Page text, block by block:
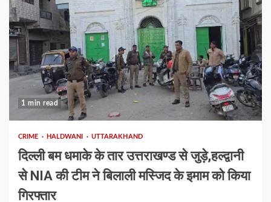
1 min read
CRIME HALDWANI UTTARAKHAND
दिल्ली बम धमाके के तार उत्तराखण्ड से जुड़े,हल्द्वानी
से NIA की टीम ने बिलाली मस्जिद के इमाम को किया
गिरफ्तार